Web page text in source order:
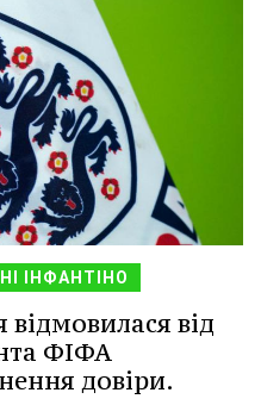
ІНФАНТІНО
відмовилася від
ФІФА
довіри.